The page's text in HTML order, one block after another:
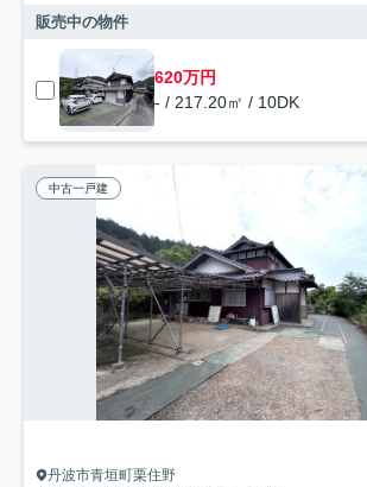
販売中の物件
620万円
- / 217.20㎡ / 10DK
中古一戸建
丹波市青垣町栗住野